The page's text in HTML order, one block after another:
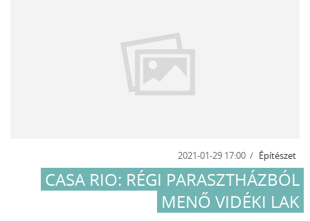
2021-01-29 17:00 Építészet
CASA RIO: RÉGI PARASZTHÁZBÓL
MENŐ VIDÉKI LAK